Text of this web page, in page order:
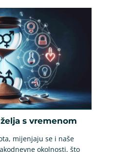
s vremenom
mijenjaju se i naše
okolnosti, što